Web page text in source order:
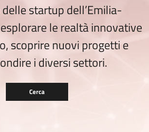
startup dell’Emilia-
le realtà innovative
scoprire nuovi progetti e
i diversi settori.
Cerca